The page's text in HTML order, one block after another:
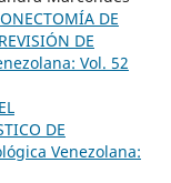
DE
DE
Vol. 52
DE
Venezolana: